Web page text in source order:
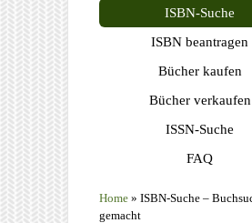
ISBN-Suche
ISBN beantragen
Bücher kaufen
Bücher verkaufen
ISSN-Suche
FAQ
Home » ISBN-Suche –
gemacht